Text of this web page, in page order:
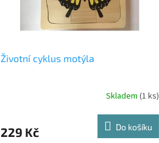
Životní cyklus motýla
Skladem (1 ks)
229 Kč Do košíku